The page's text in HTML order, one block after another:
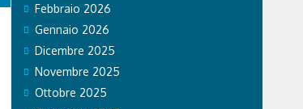
Febbraio 2026
Gennaio 2026
Dicembre 2025
Novembre 2025
Ottobre 2025